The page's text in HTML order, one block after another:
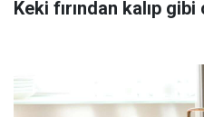
Keki fırından kalıp